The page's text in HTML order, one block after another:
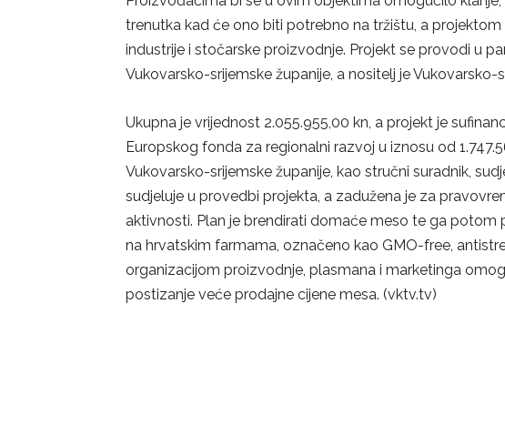
trenutka kad će ono biti potrebno na tržištu, a
industrije i stočarske proizvodnje. Projekt se provodi u
Vukovarsko-srijemske županije, a nositelj je Vukovarsko-
Ukupna je vrijednost 2.055.955,00 kn, a projekt je
Europskog fonda za regionalni razvoj u iznosu od
Vukovarsko-srijemske županije, kao stručni suradnik,
sudjeluje u provedbi projekta, a zadužena je za
aktivnosti. Plan je brendirati domaće meso te ga potom
na hrvatskim farmama, označeno kao GMO-free,
organizacijom proizvodnje, plasmana i marketinga
postizanje veće prodajne cijene mesa. (vktv.tv)